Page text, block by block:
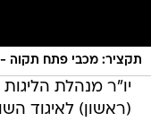
תקציר: מכבי פתח תקוה -
יו"ר מנהלת
(ראשון) לאיגוד